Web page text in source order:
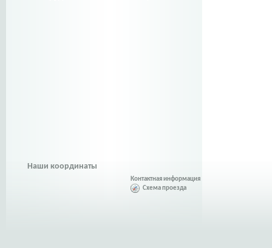
Наши координаты
Контактная информация
Схема проезда